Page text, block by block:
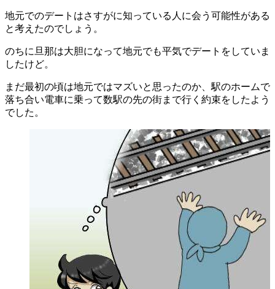
地元でのデートはさすがに知っている人に会う可能性がある
と考えたのでしょう。
のちに旦那は大胆になって地元でも平気でデートをしていま
したけど。
まだ最初の頃は地元ではマズいと思ったのか、駅のホームで
落ち合い電車に乗って数駅の先の街まで行く約束をしたよう
でした。